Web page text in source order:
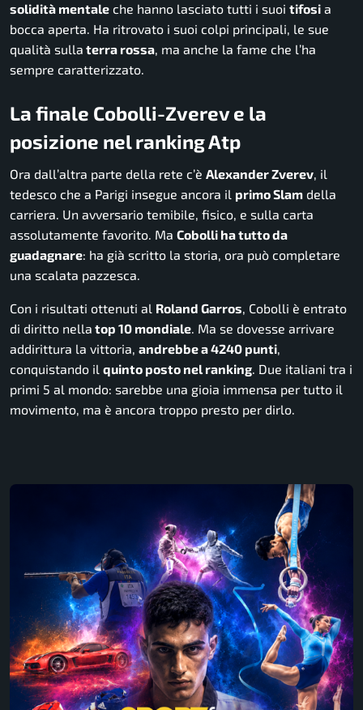
solidità mentale che hanno lasciato tutti i suoi tifosi a
bocca aperta. Ha ritrovato i suoi colpi principali, le sue
qualità sulla terra rossa, ma anche la fame che l’ha
sempre caratterizzato.
La finale Cobolli-Zverev e la
posizione nel ranking Atp
Ora dall’altra parte della rete c’è Alexander Zverev, il
tedesco che a Parigi insegue ancora il primo Slam della
carriera. Un avversario temibile, fisico, e sulla carta
assolutamente favorito. Ma Cobolli ha tutto da
guadagnare: ha già scritto la storia, ora può completare
una scalata pazzesca.
Con i risultati ottenuti al Roland Garros, Cobolli è entrato
di diritto nella top 10 mondiale. Ma se dovesse arrivare
addirittura la vittoria, andrebbe a 4240 punti,
conquistando il quinto posto nel ranking. Due italiani tra i
primi 5 al mondo: sarebbe una gioia immensa per tutto il
movimento, ma è ancora troppo presto per dirlo.